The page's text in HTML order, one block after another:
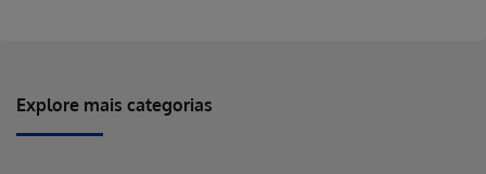
Explore mais categorias